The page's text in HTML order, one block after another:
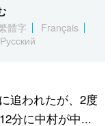
العربية お知らせ
體字
Français
Русский
追われたが、2度
分に中村が中...